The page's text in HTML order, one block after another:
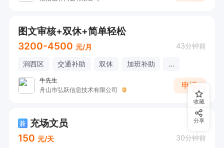
图文审核+双休+简单轻松
3200-4500 元/月 43分钟前
涧西区 交通补助 双休 加班补助 ...
牛先生
舟山市弘跃信息技术有限公司
申请
兼 充场文员
150 元/天 30分钟前
收藏
分享